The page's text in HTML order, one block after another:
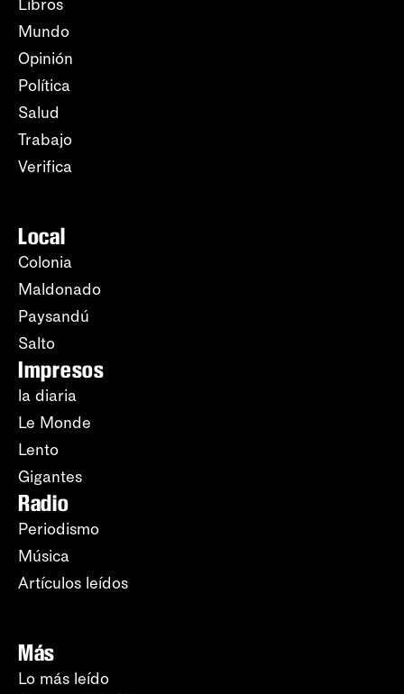
Libros
Mundo
Opinión
Política
Salud
Trabajo
Verifica
Local
Colonia
Maldonado
Paysandú
Salto
Impresos
la diaria
Le Monde
Lento
Gigantes
Radio
Periodismo
Música
Artículos leídos
Más
Lo más leído